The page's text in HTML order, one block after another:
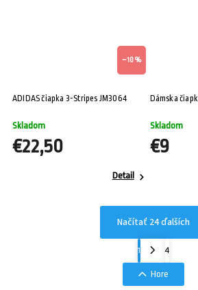
–10 %
ADIDAS čiapka 3-Stripes JM3064
Skladom
€22,50
Detail
Dámska
Skladom
€9
Načítať 24 ďalších
1 4
Hore